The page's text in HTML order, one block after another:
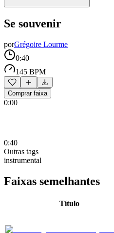
Se souvenir
porGrégoire Lourme
0:40
145 BPM
Comprar faixa
0:00
0:40
Outras tags
instrumental
Faixas semelhantes
Título